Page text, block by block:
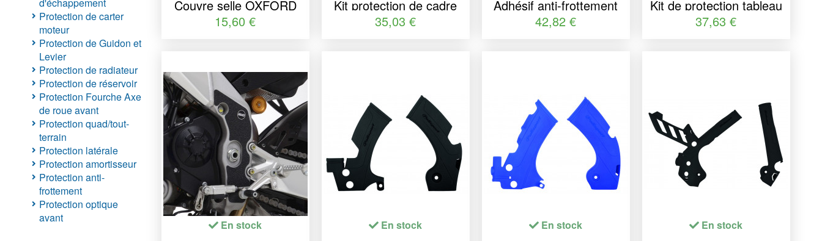
Couvre selle OXFORD
noir
15,60 €
Kit protection de cadre
R&G RACING noir (2
35,03 €
Adhésif anti-frottement
R&G RACING 3 pièces -
42,82 €
Kit de protection tableau
de bord R&G RACING
37,63 €
En stock En stock En stock En stock
Protection de carter
moteur
Protection de Guidon et
Levier
Protection de radiateur
Protection de réservoir
Protection Fourche Axe
de roue avant
Protection quad/tout-
terrain
Protection latérale
Protection amortisseur
Protection anti-
frottement
Protection optique
avant